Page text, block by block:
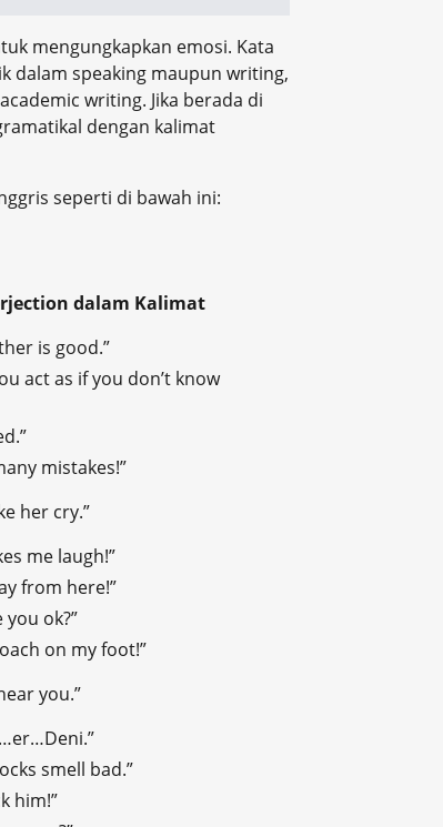
mengungkapkan emosi. Kata
dalam speaking maupun writing,
writing. Jika berada di
dengan kalimat
seperti di bawah ini:
dalam Kalimat
is good.”
act as if you don’t know
mistakes!”
her cry.”
me laugh!”
from here!”
ok?”
on my foot!”
you.”
smell bad.”
him!”